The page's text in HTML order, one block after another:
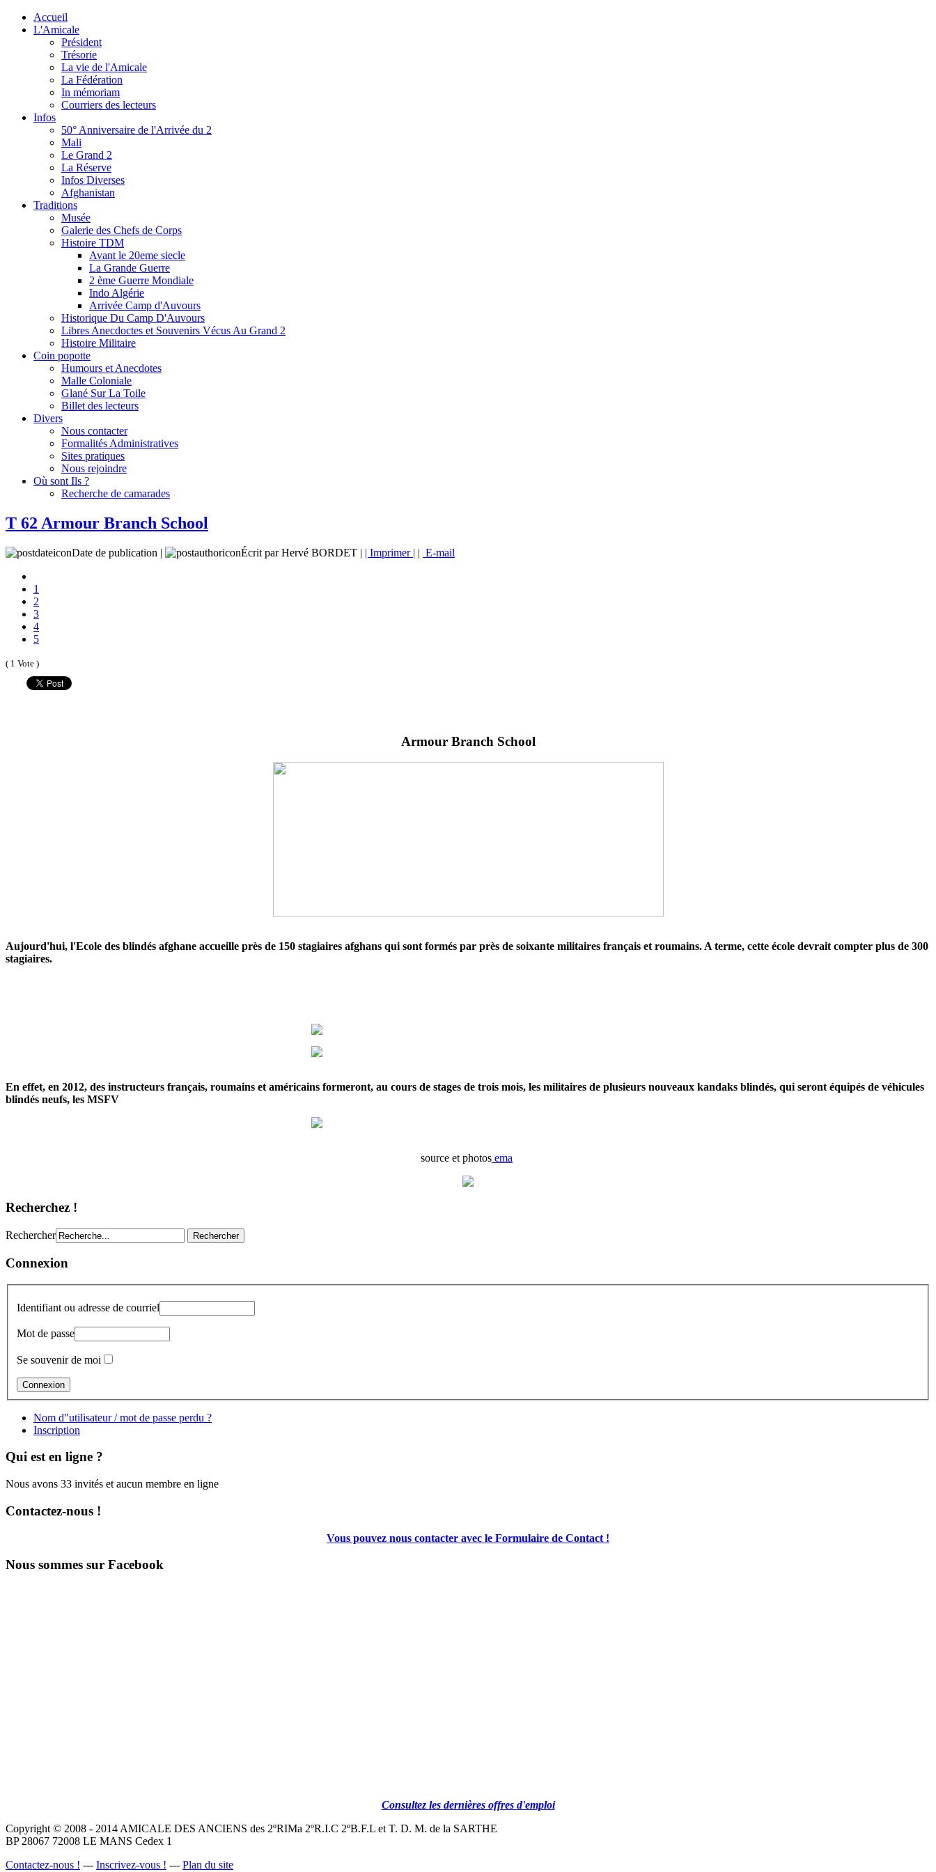
Accueil
L'Amicale
Président
Trésorie
La vie de l'Amicale
La Fédération
In mémoriam
Courriers des lecteurs
Infos
50° Anniversaire de l'Arrivée du 2
Mali
Le Grand 2
La Réserve
Infos Diverses
Afghanistan
Traditions
Musée
Galerie des Chefs de Corps
Histoire TDM
Avant le 20eme siecle
La Grande Guerre
2 ème Guerre Mondiale
Indo Algérie
Arrivée Camp d'Auvours
Historique Du Camp D'Auvours
Libres Anecdoctes et Souvenirs Vécus Au Grand 2
Histoire Militaire
Coin popotte
Humours et Anecdotes
Malle Coloniale
Glané Sur La Toile
Billet des lecteurs
Divers
Nous contacter
Formalités Administratives
Sites pratiques
Nous rejoindre
Où sont Ils ?
Recherche de camarades
T 62 Armour Branch School
Date de publication | Écrit par Hervé BORDET | | Imprimer | | E-mail
1
2
3
4
5
( 1 Vote )
Armour Branch School
Aujourd'hui, l'Ecole des blindés afghane accueille près de 150 stagiaires afghans qui sont formés par près de soixante militaires français et roumains. A terme, cette école devrait compter plus de 300
stagiaires.
En effet, en 2012, des instructeurs français, roumains et américains formeront, au cours de stages de trois mois, les militaires de plusieurs nouveaux kandaks blindés, qui seront équipés de véhicules
blindés neufs, les MSFV
source et photos ema
Recherchez !
Rechercher
Connexion
Identifiant ou adresse de courriel
Mot de passe
Se souvenir de moi
Nom d"utilisateur / mot de passe perdu ?
Inscription
Qui est en ligne ?
Nous avons 33 invités et aucun membre en ligne
Contactez-nous !
Vous pouvez nous contacter avec le Formulaire de Contact !
Nous sommes sur Facebook
Consultez les dernières offres d'emploi
Copyright © 2008 - 2014 AMICALE DES ANCIENS des 2ºRIMa 2ºR.I.C 2ºB.F.L et T. D. M. de la SARTHE
BP 28067 72008 LE MANS Cedex 1
Contactez-nous ! --- Inscrivez-vous ! --- Plan du site